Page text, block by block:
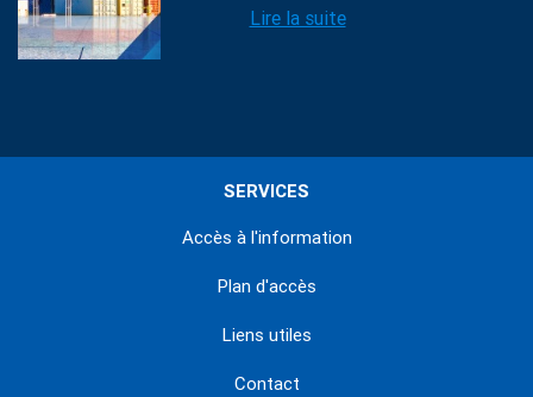
Lire la suite
SERVICES
Accès à l'information
Plan d'accès
Liens utiles
Contact